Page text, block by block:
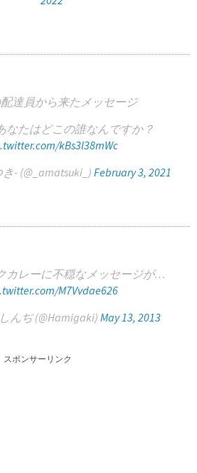
達員から来たメッセージ
なたはどこの誰なんですか？
kBs3l38mWc
- (@_amatsuki_) February 3, 2021
カレーに不穏なメッセージが…
M7Vvdae626
んぢ (@Hamigaki)May 13, 2013
スポンサーリンク